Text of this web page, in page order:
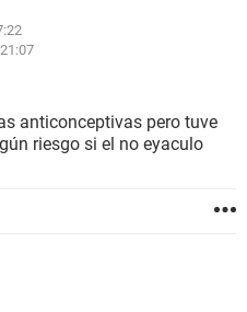
anticonceptivas pero tuve
riesgo si el no eyaculo